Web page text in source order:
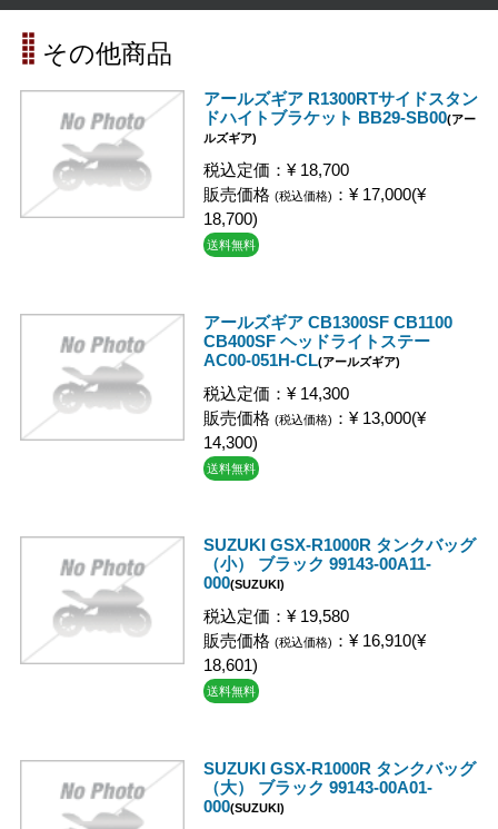
その他商品
アールズギア R1300RTサイドスタン
ドハイトブラケット BB29-SB00(アー
ルズギア)
税込定価：¥ 18,700
販売価格 (税込価格) ：¥ 17,000(¥
18,700)
送料無料
アールズギア CB1300SF CB1100
CB400SF ヘッドライトステー
AC00-051H-CL(アールズギア)
税込定価：¥ 14,300
販売価格 (税込価格) ：¥ 13,000(¥
14,300)
送料無料
SUZUKI GSX-R1000R タンクバッグ
（小） ブラック 99143-00A11-
000(SUZUKI)
税込定価：¥ 19,580
販売価格 (税込価格) ：¥ 16,910(¥
18,601)
送料無料
SUZUKI GSX-R1000R タンクバッグ
（大） ブラック 99143-00A01-
000(SUZUKI)